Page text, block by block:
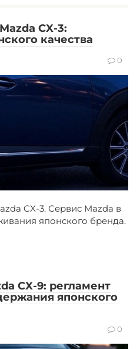
CX-3:
качества
0
CX-3. Сервис Mazda в
японского бренда.
CX-9: регламент
японского
0